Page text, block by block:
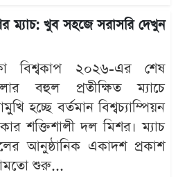
ম্যাচ: খুব সহজে সরাসরি দেখুন
বিশ্বকাপ ২০২৬-এর শেষ
বহুল প্রতীক্ষিত ম্যাচে
হচ্ছে বর্তমান বিশ্বচ্যাম্পিয়ন
শক্তিশালী দল মিশর। ম্যাচ
আনুষ্ঠানিক একাদশ প্রকাশ
শুরু...